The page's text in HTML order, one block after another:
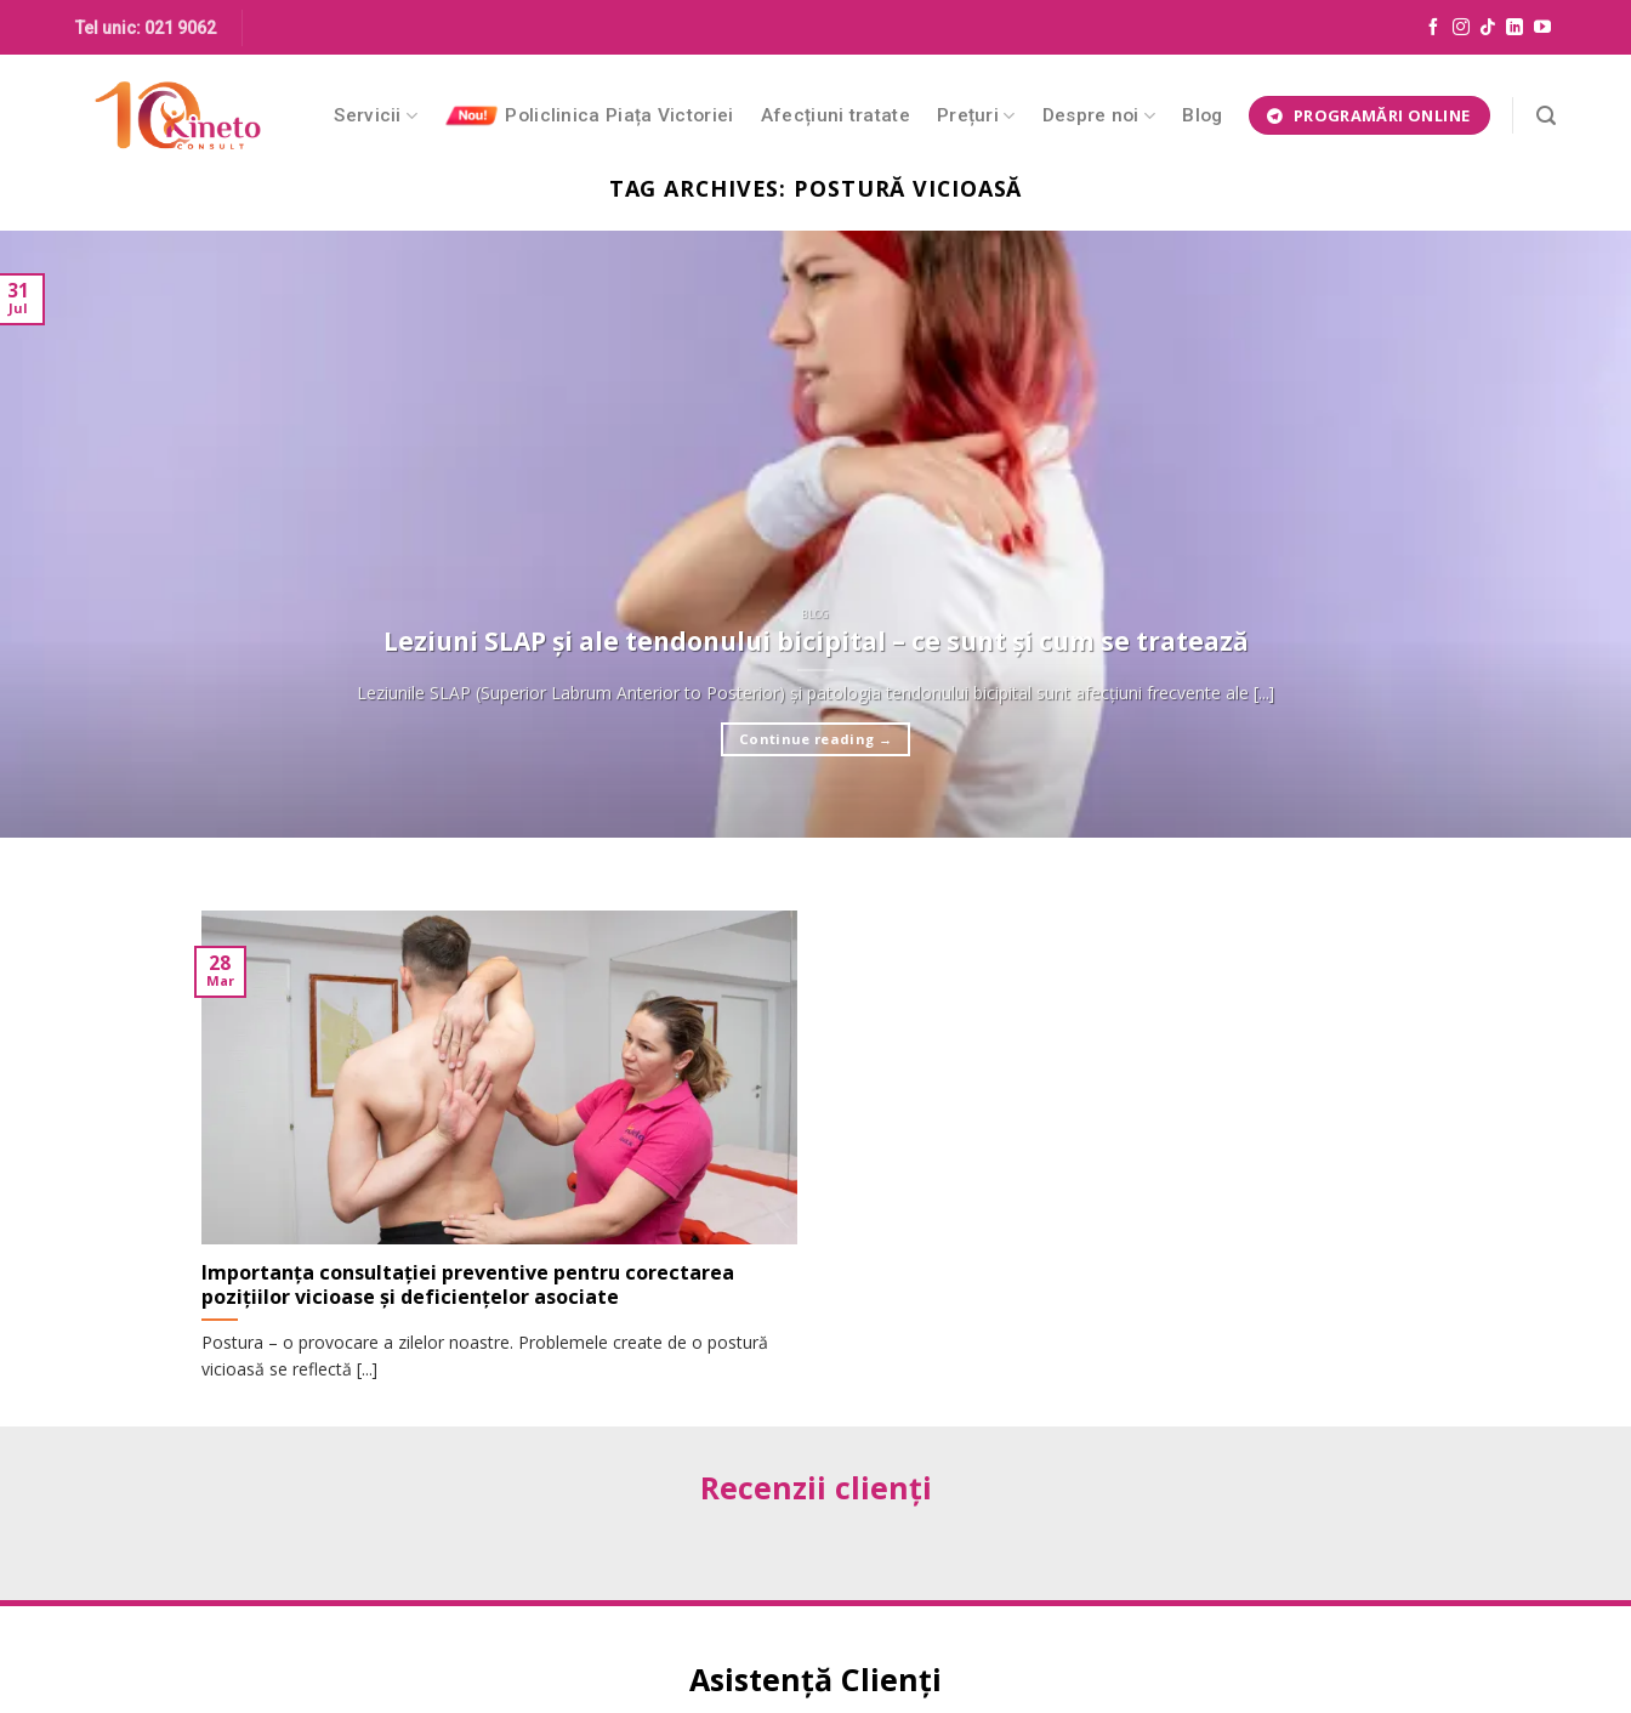
Tel unic: 021 9062
Servicii Policlinica Piața Victoriei Afecțiuni tratate Prețuri Despre noi Blog PROGRAMĂRI ONLINE
TAG ARCHIVES: POSTURĂ VICIOASĂ
BLOG
Leziuni SLAP și ale tendonului bicipital – ce sunt și cum se tratează
Leziunile SLAP (Superior Labrum Anterior to Posterior) și patologia tendonului bicipital sunt afecțiuni frecvente ale [...]
Continue reading →
31
Jul
Importanța consultației preventive pentru corectarea
pozițiilor vicioase și deficiențelor asociate
Postura – o provocare a zilelor noastre. Problemele create de o postură
vicioasă se reflectă [...]
28
Mar
Recenzii clienți
Asistență Clienți